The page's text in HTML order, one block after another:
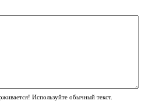
Используйте обычный текст.